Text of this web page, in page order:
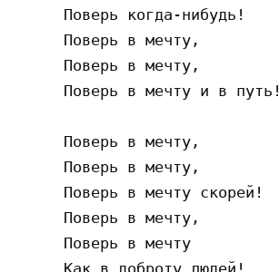
     Поверь когда-нибудь!
     Поверь в мечту,
     Поверь в мечту,
     Поверь в мечту и в путь!
     Поверь в мечту,
     Поверь в мечту,
     Поверь в мечту скорей!
     Поверь в мечту,
     Поверь в мечту